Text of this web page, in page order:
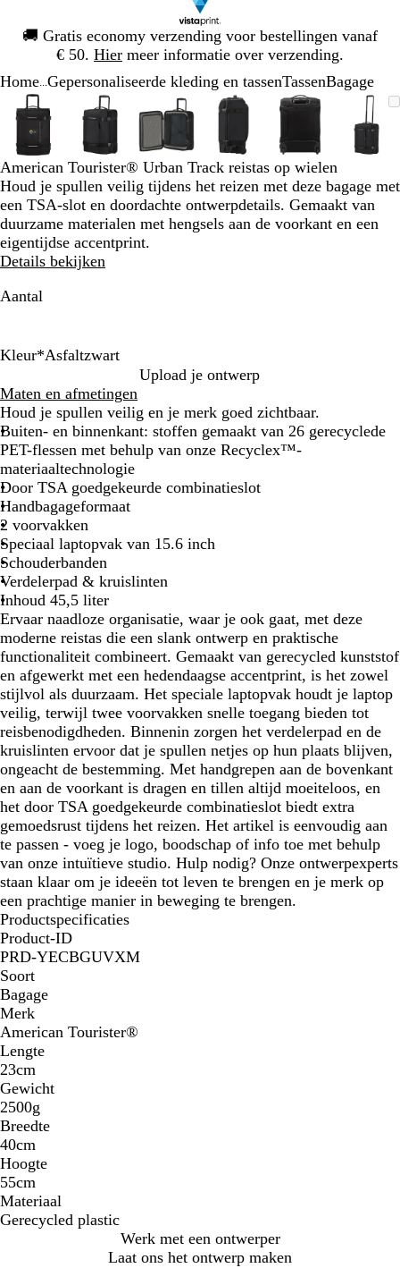
🚚 Gratis economy verzending voor bestellingen vanaf
€ 50. Hier meer informatie over verzending.
1
Home Gepersonaliseerde kleding en tassenTassenBagage
Zoombare
afbeelding
Gezoomd
tot
minimum
Klik
om
uit
te
vouwen
Gebruik
plus-
en
mintoetsen
om
te
zoomen
en
pijltjestoetsen
om
te
zwenken
Zoombare
afbeelding
Gezoomd
tot
Klik
om
te
vouwen
Gebruik
plus-
mintoetsen
om
te
zoomen
en
pijltjestoetsen
om
Zoombare
afbeelding
Gezoomd
tot
minimum
Klik
om
te
vouwen
Gebruik
plus-
mintoetsen
om
te
zoomen
en
Zoombare
afbeelding
Gezoomd
minimum
Klik
uit
te
vouwen
Gebruik
en
mintoetsen
om
te
zoomen
en
Zoombare
afbeelding
Gezoomd
minimum
Klik
om
uit
te
vouwen
Gebruik
plus-
en
mintoetsen
om
te
zoomen
en
tot
Klik
om
uit
te
plus-
en
te
en
American Tourister® Urban Track reistas op wielen
Houd je spullen veilig tijdens het reizen met deze bagage met
een TSA-slot en doordachte ontwerpdetails. Gemaakt van
duurzame materialen met hengsels aan de voorkant en een
eigentijdse accentprint.
Details bekijken
Aantal
Kleur*Asfaltzwart
s
f
a
l
t
z
w
a
r
t
o
n
k
e
r
k
a
k
i
Upload je ontwerp
Maten en afmetingen
Houd je spullen veilig en je merk goed zichtbaar.
Buiten- en binnenkant: stoffen gemaakt van 26 gerecyclede
PET-flessen met behulp van onze Recyclex™-
materiaaltechnologie
Door TSA goedgekeurde combinatieslot
Handbagageformaat
2 voorvakken
Speciaal laptopvak van 15.6 inch
Schouderbanden
Verdelerpad & kruislinten
Inhoud 45,5 liter
Ervaar naadloze organisatie, waar je ook gaat, met deze
moderne reistas die een slank ontwerp en praktische
functionaliteit combineert. Gemaakt van gerecycled kunststof
en afgewerkt met een hedendaagse accentprint, is het zowel
stijlvol als duurzaam. Het speciale laptopvak houdt je laptop
veilig, terwijl twee voorvakken snelle toegang bieden tot
reisbenodigdheden. Binnenin zorgen het verdelerpad en de
kruislinten ervoor dat je spullen netjes op hun plaats blijven,
ongeacht de bestemming. Met handgrepen aan de bovenkant
en aan de voorkant is dragen en tillen altijd moeiteloos, en
het door TSA goedgekeurde combinatieslot biedt extra
gemoedsrust tijdens het reizen. Het artikel is eenvoudig aan
te passen - voeg je logo, boodschap of info toe met behulp
van onze intuïtieve studio. Hulp nodig? Onze ontwerpexperts
staan klaar om je ideeën tot leven te brengen en je merk op
een prachtige manier in beweging te brengen.
Productspecificaties
Product-ID
PRD-YECBGUVXM
Soort
Bagage
Merk
American Tourister®
Lengte
23cm
Gewicht
2500g
Breedte
40cm
Hoogte
55cm
Materiaal
Gerecycled plastic
Werk met een ontwerper
Laat ons het ontwerp maken